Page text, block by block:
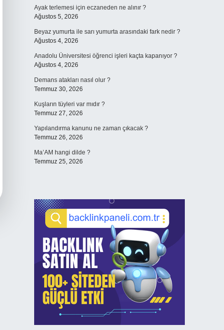
Ayak terlemesi için eczaneden ne alınır ?
Ağustos 5, 2026
Beyaz yumurta ile sarı yumurta arasındaki fark nedir ?
Ağustos 4, 2026
Anadolu Üniversitesi öğrenci işleri kaçta kapanıyor ?
Ağustos 4, 2026
Demans atakları nasıl olur ?
Temmuz 30, 2026
Kuşların tüyleri var mıdır ?
Temmuz 27, 2026
Yapılandırma kanunu ne zaman çıkacak ?
Temmuz 26, 2026
Ma’AM hangi dilde ?
Temmuz 25, 2026